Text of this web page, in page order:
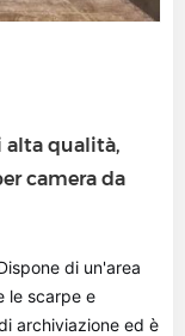
qualità,
camera da
di un'area
le scarpe e
archiviazione ed è